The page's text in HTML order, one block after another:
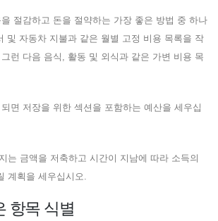
절감하고 돈을 절약하는 가장 좋은 방법 중 하나
및 자동차 지불과 같은 월별 고정 비용 목록을 작
런 다음 음식, 활동 및 외식과 같은 가변 비용 목
면 저장을 위한 섹션을 포함하는 예산을 세우십
는 금액을 저축하고 시간이 지남에 따라 소득의
계획을 세우십시오.
항목 식별